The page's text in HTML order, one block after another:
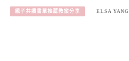
親子共讀書單推薦教案分享 ELSA YANG